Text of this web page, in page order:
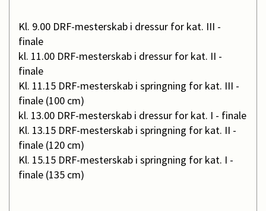
Kl. 9.00 DRF-mesterskab i dressur for kat. III -
finale
kl. 11.00 DRF-mesterskab i dressur for kat. II -
finale
Kl. 11.15 DRF-mesterskab i springning for kat. III -
finale (100 cm)
kl. 13.00 DRF-mesterskab i dressur for kat. I - finale
Kl. 13.15 DRF-mesterskab i springning for kat. II -
finale (120 cm)
Kl. 15.15 DRF-mesterskab i springning for kat. I -
finale (135 cm)